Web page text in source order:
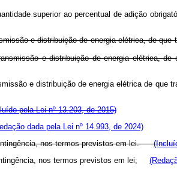
superior ao percentual de adição
e distribuição de energia elétrica, de que
e distribuição de energia elétrica,
e distribuição de energia elétrica de que
pela Lei nº 13.203, de 2015)
dada pela Lei nº 14.993, de 2024)
nos termos previstos em lei.
nos termos previstos em lei;